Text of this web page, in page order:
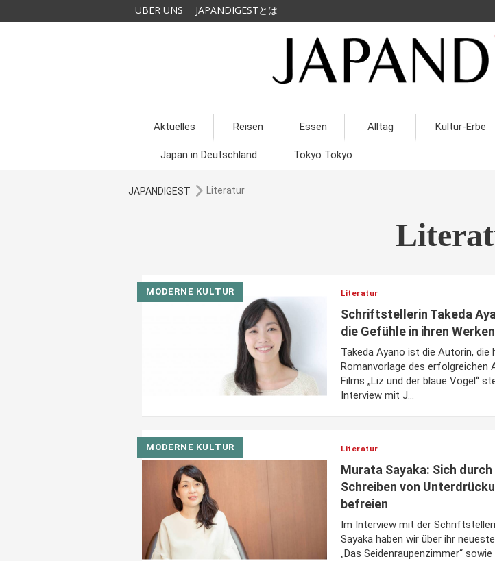
ÜBER UNS JAPANDIGESTとは
Aktuelles Reisen Essen Alltag Kultur-Erbe
Japan in Deutschland Tokyo Tokyo
JAPANDIGEST Literatur
MODERNE KULTUR Literatur
Schriftstellerin Takeda
die Gefühle in ihren Werken
Takeda Ayano ist die Autorin, die
Romanvorlage des erfolgreichen
Films „Liz und der blaue Vogel“
Interview mit J...
MODERNE KULTUR Literatur
Murata Sayaka: Sich durch
Schreiben von
befreien
Im Interview mit der
Sayaka haben wir über ihr
„Das Seidenraupenzimmer“ sowie